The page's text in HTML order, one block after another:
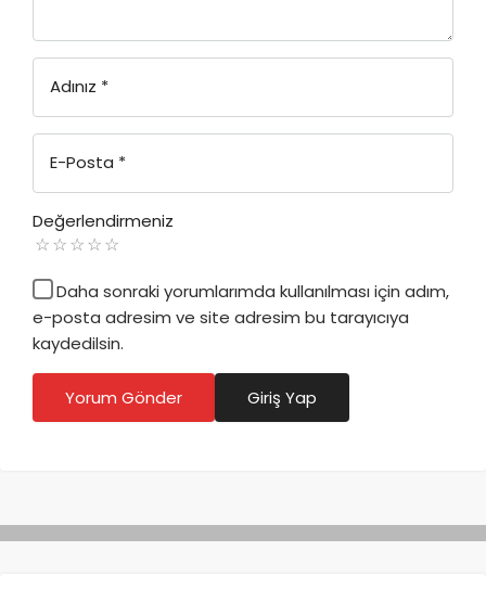
Adınız *
E-Posta *
Değerlendirmeniz
Daha sonraki yorumlarımda kullanılması için adım,
e-posta adresim ve site adresim bu tarayıcıya
kaydedilsin.
Yorum Gönder Giriş Yap